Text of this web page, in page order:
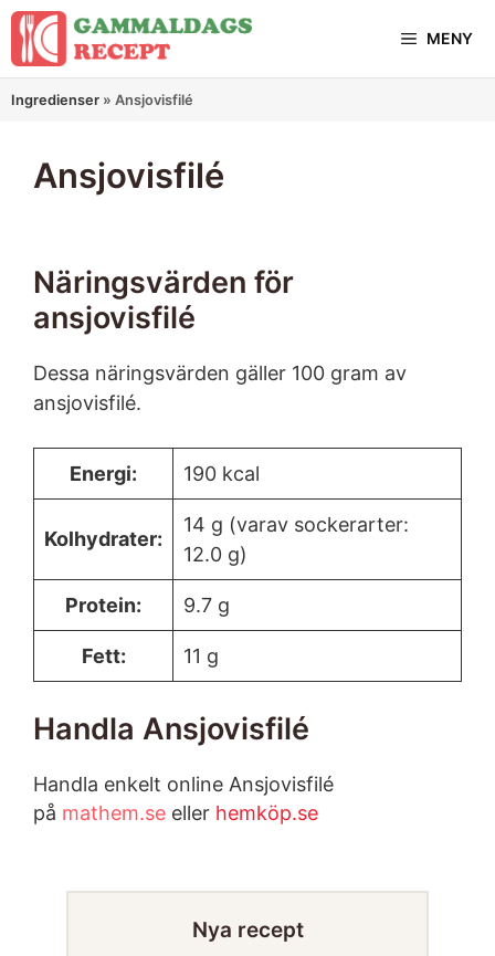
Hoppa
innehåll
MENY
Ingredienser » Ansjovisfilé
Ansjovisfilé
Näringsvärden för
ansjovisfilé
Dessa näringsvärden gäller 100 gram av
ansjovisfilé.
Energi: 190 kcal
Kolhydrater:
14 g (varav sockerarter:
12.0 g)
Protein: 9.7 g
Fett: 11 g
Handla Ansjovisfilé
Handla enkelt online Ansjovisfilé
på mathem.se eller hemköp.se
Nya recept